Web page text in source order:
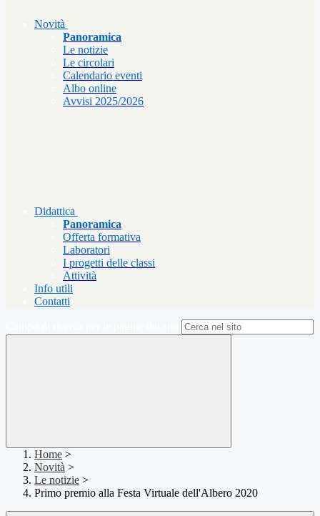
Novità
Panoramica
Le notizie
Le circolari
Calendario eventi
Albo online
Avvisi 2025/2026
Didattica
Panoramica
Offerta formativa
Laboratori
I progetti delle classi
Attività
Info utili
Contatti
Home >
Novità >
Le notizie >
Primo premio alla Festa Virtuale dell'Albero 2020